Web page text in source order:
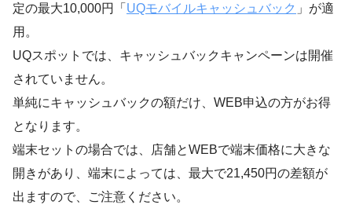
定の最大10,000円「 UQモバイルキャッシュバック 」が適
用。
UQスポットでは、キャッシュバックキャンペーンは開催
されていません。
単純にキャッシュバックの額だけ、WEB申込の方がお得
となります。
端末セットの場合では、店舗とWEBで端末価格に大きな
開きがあり、端末によっては、最大で21,450円の差額が
出ますので、ご注意ください。